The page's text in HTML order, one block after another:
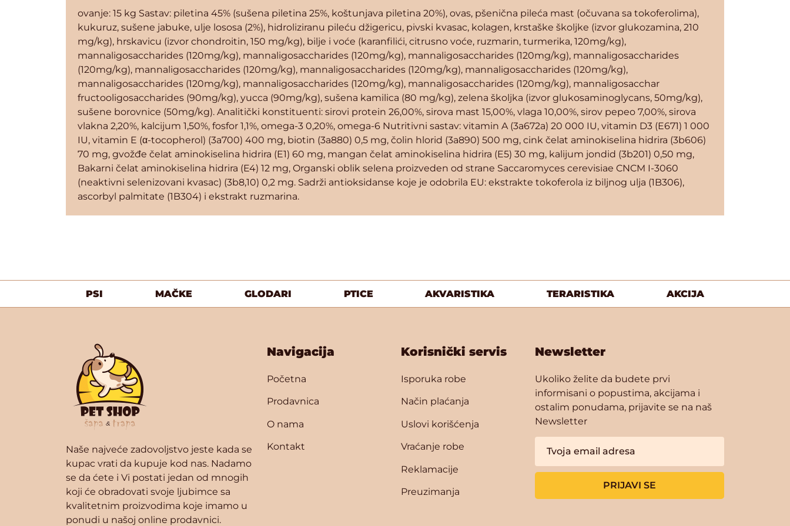
ovanje: 15 kg Sastav: piletina 45% (sušena piletina 25%, koštunjava piletina 20%), ovas, pšenična pileća mast (očuvana sa tokoferolima),
kukuruz, sušene jabuke, ulje lososa (2%), hidroliziranu pileću džigericu, pivski kvasac, kolagen, krstaške školjke (izvor glukozamina, 210
mg/kg), hrskavicu (izvor chondroitin, 150 mg/kg), bilje i voće (karanfilići, citrusno voće, ruzmarin, turmerika, 120mg/kg),
mannaligosaccharides (120mg/kg), mannaligosaccharides (120mg/kg), mannaligosaccharides (120mg/kg), mannaligosaccharides
(120mg/kg), mannaligosaccharides (120mg/kg), mannaligosaccharides (120mg/kg), mannaligosaccharides (120mg/kg),
mannaligosaccharides (120mg/kg), mannaligosaccharides (120mg/kg), mannaligosaccharides (120mg/kg), mannaligosacchar
fructooligosaccharides (90mg/kg), yucca (90mg/kg), sušena kamilica (80 mg/kg), zelena školjka (izvor glukosaminoglycans, 50mg/kg),
sušene borovnice (50mg/kg). Analitički konstituenti: sirovi protein 26,00%, sirova mast 15,00%, vlaga 10,00%, sirov pepeo 7,00%, sirova
vlakna 2,20%, kalcijum 1,50%, fosfor 1,1%, omega-3 0,20%, omega-6 Nutritivni sastav: vitamin A (3a672a) 20 000 IU, vitamin D3 (E671) 1 000
IU, vitamin E (α-tocopherol) (3a700) 400 mg, biotin (3a880) 0,5 mg, čolin hlorid (3a890) 500 mg, cink čelat aminokiselina hidrira (3b606)
70 mg, gvožđe čelat aminokiselina hidrira (E1) 60 mg, mangan čelat aminokiselina hidrira (E5) 30 mg, kalijum jondid (3b201) 0,50 mg,
Bakarni čelat aminokiselina hidrira (E4) 12 mg, Organski oblik selena proizveden od strane Saccaromyces cerevisiae CNCM I-3060
(neaktivni selenizovani kvasac) (3b8,10) 0,2 mg. Sadrži antioksidanse koje je odobrila EU: ekstrakte tokoferola iz biljnog ulja (1B306),
ascorbyl palmitate (1B304) i ekstrakt ruzmarina.
PSI MAČKE GLODARI PTICE AKVARISTIKA TERARISTIKA AKCIJA
Naše najveće zadovoljstvo jeste kada se
kupac vrati da kupuje kod nas. Nadamo
se da ćete i Vi postati jedan od mnogih
koji će obradovati svoje ljubimce sa
kvalitetnim proizvodima koje imamo u
ponudi u našoj online prodavnici.
Navigacija
Početna
Prodavnica
O nama
Kontakt
Korisnički servis
Isporuka robe
Način plaćanja
Uslovi korišćenja
Vraćanje robe
Reklamacije
Preuzimanja
Newsletter
Ukoliko želite da budete prvi
informisani o popustima, akcijama i
ostalim ponudama, prijavite se na naš
Newsletter
PRIJAVI SE